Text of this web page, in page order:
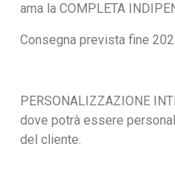
ama la COMPLETA
Consegna prevista fine
PERSONALIZZAZIONE
dove potrà essere
del cliente.